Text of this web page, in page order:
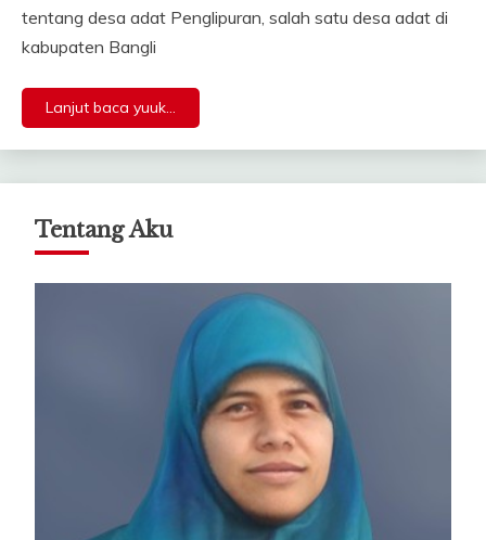
tentang desa adat Penglipuran, salah satu desa adat di
kabupaten Bangli
Lanjut baca yuuk...
Tentang Aku